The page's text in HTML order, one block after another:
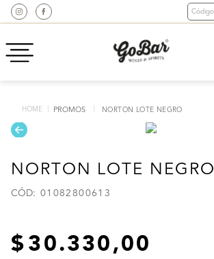
PROMOS NORTON LOTE NEGRO
NORTON LOTE NEGRO
: 01082800613
30.330,00